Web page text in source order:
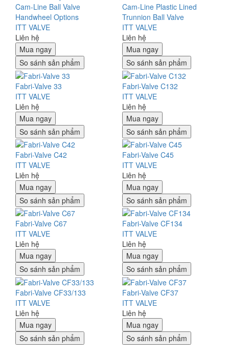
Cam-Line Ball Valve
Handwheel Options
ITT VALVE
Liên hệ
Mua ngay
So sánh sản phẩm
Cam-Line Plastic Lined
Trunnion Ball Valve
ITT VALVE
Liên hệ
Mua ngay
So sánh sản phẩm
Fabri-Valve 33
ITT VALVE
Liên hệ
Mua ngay
So sánh sản phẩm
Fabri-Valve C132
ITT VALVE
Liên hệ
Mua ngay
So sánh sản phẩm
Fabri-Valve C42
ITT VALVE
Liên hệ
Mua ngay
So sánh sản phẩm
Fabri-Valve C45
ITT VALVE
Liên hệ
Mua ngay
So sánh sản phẩm
Fabri-Valve C67
ITT VALVE
Liên hệ
Mua ngay
So sánh sản phẩm
Fabri-Valve CF134
ITT VALVE
Liên hệ
Mua ngay
So sánh sản phẩm
Fabri-Valve CF33/133
ITT VALVE
Liên hệ
Mua ngay
So sánh sản phẩm
Fabri-Valve CF37
ITT VALVE
Liên hệ
Mua ngay
So sánh sản phẩm